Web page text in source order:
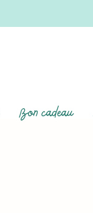
Bon cadeau